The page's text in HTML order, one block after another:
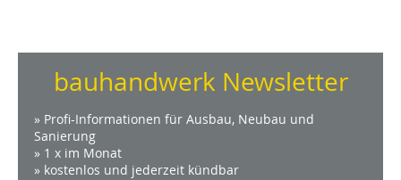
bauhandwerk Newsletter
» Profi-Informationen für Ausbau, Neubau und
Sanierung
» 1 x im Monat
» kostenlos und jederzeit kündbar